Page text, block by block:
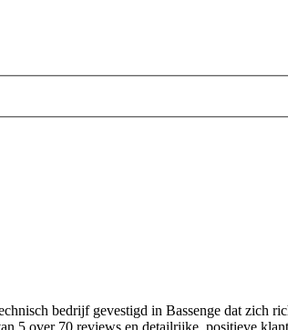
bedrijf gevestigd in Bassenge dat zich
5 over 70 reviews en detailrijke, positieve